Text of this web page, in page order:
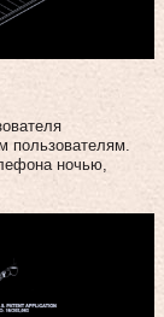
пользователям.
ночью,